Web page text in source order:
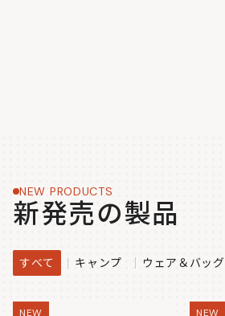
NEW PRODUCTS
新発売の製品
すべて キャンプ ウェア＆バッグ
NEW NEW